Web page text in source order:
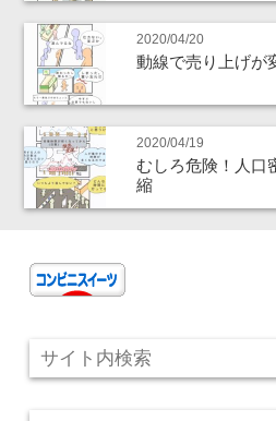
2020/04/20
動線で売り上げが
2020/04/19
むしろ危険！人口
縮